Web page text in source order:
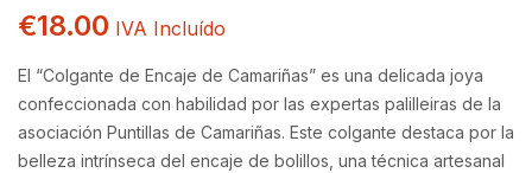
€18.00 IVA Incluído
El “Colgante de Encaje de Camariñas” es una delicada joya
confeccionada con habilidad por las expertas palilleiras de la
asociación Puntillas de Camariñas. Este colgante destaca por la
belleza intrínseca del encaje de bolillos, una técnica artesanal